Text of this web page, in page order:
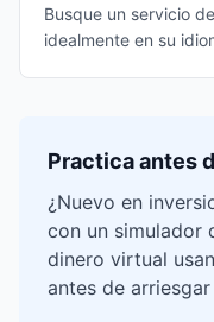
Busque un servicio
idealmente en su
Practica antes
¿Nuevo en
con un simulador
dinero virtual
antes de